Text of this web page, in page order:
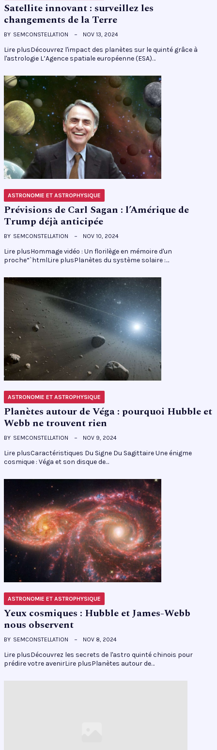
Satellite innovant : surveillez les
changements de la Terre
BY SEMCONSTELLATION NOV 13, 2024
Lire plusDécouvrez l'impact des planètes sur le quinté grâce à
l'astrologie L’Agence spatiale européenne (ESA)…
ASTRONOMIE ET ASTROPHYSIQUE
Prévisions de Carl Sagan : l’Amérique de
Trump déjà anticipée
BY SEMCONSTELLATION NOV 10, 2024
Lire plusHommage vidéo : Un florilège en mémoire d'un
proche“`htmlLire plusPlanètes du système solaire :…
ASTRONOMIE ET ASTROPHYSIQUE
Planètes autour de Véga : pourquoi Hubble et
Webb ne trouvent rien
BY SEMCONSTELLATION NOV 9, 2024
Lire plusCaractéristiques Du Signe Du Sagittaire Une énigme
cosmique : Véga et son disque de…
ASTRONOMIE ET ASTROPHYSIQUE
Yeux cosmiques : Hubble et James-Webb
nous observent
BY SEMCONSTELLATION NOV 8, 2024
Lire plusDécouvrez les secrets de l'astro quinté chinois pour
prédire votre avenirLire plusPlanètes autour de…